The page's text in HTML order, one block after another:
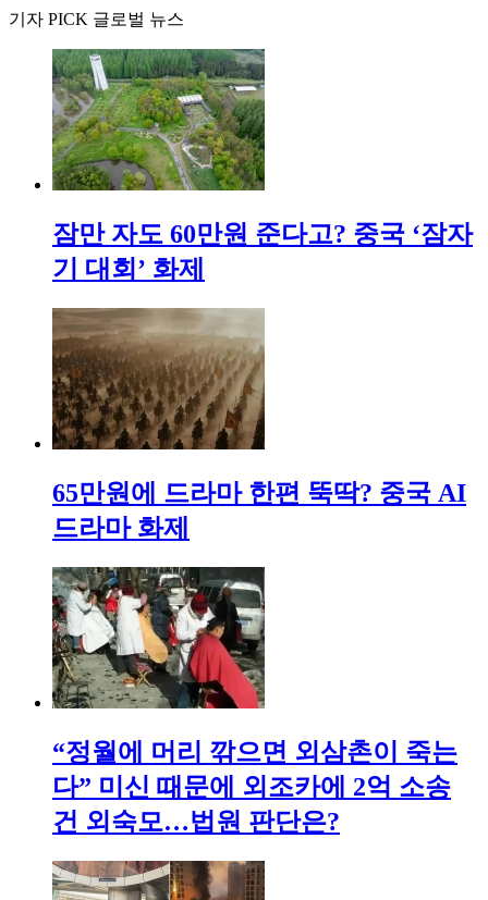
기자 PICK 글로벌 뉴스
잠만 자도 60만원 준다고? 중국 ‘잠자
기 대회’ 화제
65만원에 드라마 한편 뚝딱? 중국 AI
드라마 화제
“정월에 머리 깎으면 외삼촌이 죽는
다” 미신 때문에 외조카에 2억 소송
건 외숙모…법원 판단은?